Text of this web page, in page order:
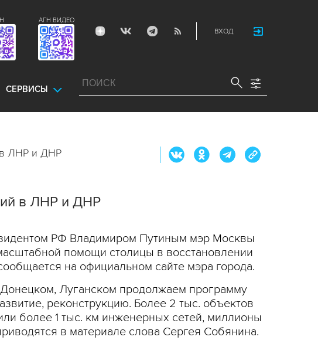
ВХОД
АГН ВИДЕО
СЕРВИСЫ
в ЛНР и ДНР
в ЛНР и ДНР
РФ Владимиром Путиным мэр Москвы
помощи столицы в восстановлении
на официальном сайте мэра города.
Луганском продолжаем программу
реконструкцию. Более 2 тыс. объектов
более 1 тыс. км инженерных сетей, миллионы
в материале слова Сергея Собянина.